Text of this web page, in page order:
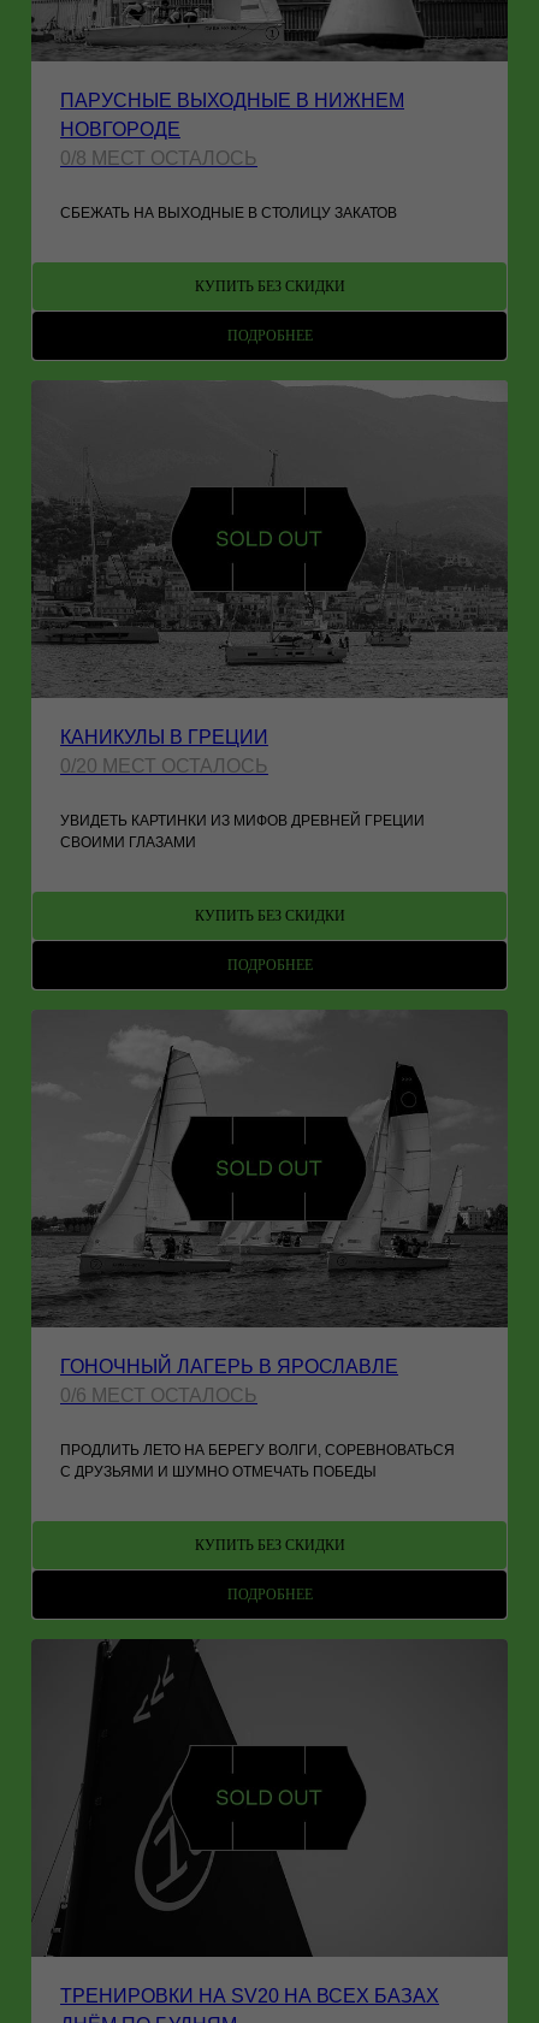
ПАРУСНЫЕ ВЫХОДНЫЕ В НИЖНЕМ
НОВГОРОДЕ
0/8 МЕСТ ОСТАЛОСЬ
СБЕЖАТЬ НА ВЫХОДНЫЕ В СТОЛИЦУ ЗАКАТОВ
КУПИТЬ БЕЗ СКИДКИ
ПОДРОБНЕЕ
КАНИКУЛЫ В ГРЕЦИИ
0/20 МЕСТ ОСТАЛОСЬ
УВИДЕТЬ КАРТИНКИ ИЗ МИФОВ ДРЕВНЕЙ ГРЕЦИИ
СВОИМИ ГЛАЗАМИ
КУПИТЬ БЕЗ СКИДКИ
ПОДРОБНЕЕ
ГОНОЧНЫЙ ЛАГЕРЬ В ЯРОСЛАВЛЕ
0/6 МЕСТ ОСТАЛОСЬ
ПРОДЛИТЬ ЛЕТО НА БЕРЕГУ ВОЛГИ, СОРЕВНОВАТЬСЯ
С ДРУЗЬЯМИ И ШУМНО ОТМЕЧАТЬ ПОБЕДЫ
КУПИТЬ БЕЗ СКИДКИ
ПОДРОБНЕЕ
ТРЕНИРОВКИ НА SV20 НА ВСЕХ БАЗАХ